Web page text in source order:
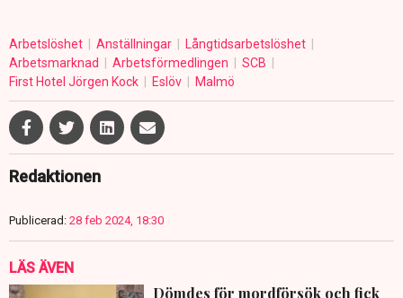
Arbetslöshet Anställningar
Långtidsarbetslöshet
Arbetsmarknad
Arbetsförmedlingen
SCB
First Hotel Jörgen Kock
Eslöv Malmö
Redaktionen
Publicerad: 28 feb 2024, 18:30
LÄS ÄVEN
Dömdes för mordförsök och fick